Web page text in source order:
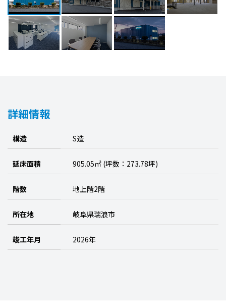
詳細情報
構造 S造
延床面積 905.05㎡ (坪数：273.78坪)
階数 地上階2階
所在地 岐阜県瑞浪市
竣工年月 2026年